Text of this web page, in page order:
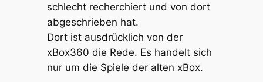
schlecht recherchiert und von dort
abgeschrieben hat.
Dort ist ausdrücklich von der
xBox360 die Rede. Es handelt sich
nur um die Spiele der alten xBox.